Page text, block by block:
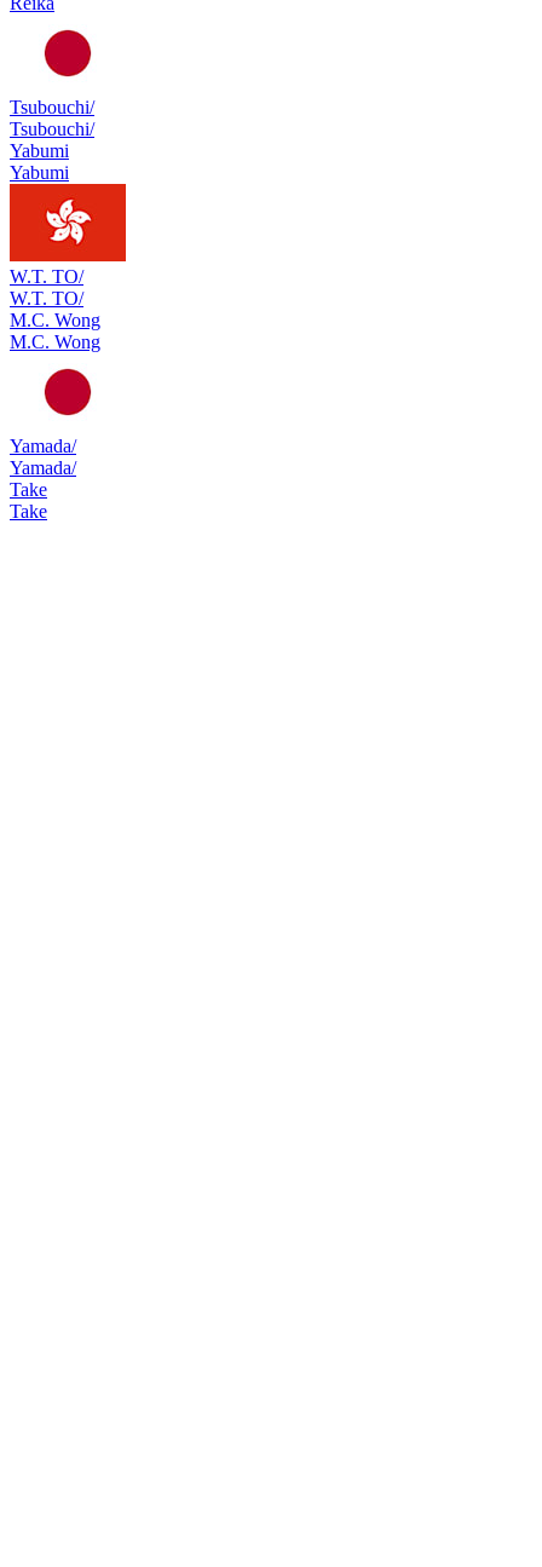
Tsubouchi/
Tsubouchi/
Yabumi
Yabumi
W.T. TO/
W.T. TO/
M.C. Wong
M.C. Wong
Yamada/
Yamada/
Take
Take